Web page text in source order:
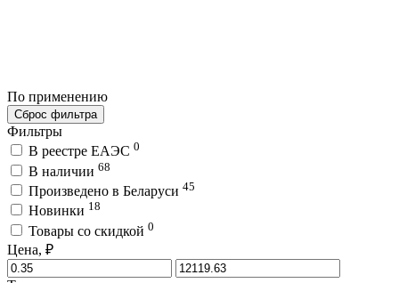
По применению
Сброс фильтра
Фильтры
В реестре ЕАЭС 0
В наличии 68
Произведено в Беларуси 45
Новинки 18
Товары со скидкой 0
Цена, ₽